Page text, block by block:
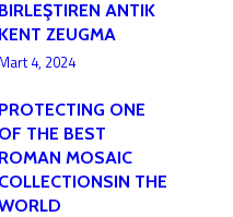
BIRLEŞTIREN ANTIK
KENT ZEUGMA
Mart 4, 2024
PROTECTING ONE
OF THE BEST
ROMAN MOSAIC
COLLECTIONSIN THE